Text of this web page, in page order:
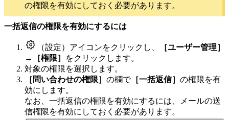
の権限を有効にしておく必要があります。
一括返信の権限を有効にするには
（設定）アイコンをクリックし、
［ユーザー管理］
→
［権限］
をクリックします。
対象の権限を選択します。
［問い合わせの権限］ の欄で［一括返信］ の権限を有
効にします。
なお、一括返信の権限を有効にするには、メールの送
信権限を有効にしておく必要があります。